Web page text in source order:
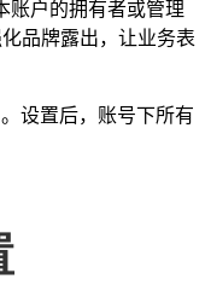
户的拥有者或管理
品牌露出，让业务表
。设置后，账号下所有